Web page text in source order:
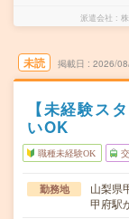
派遣会社
未読 掲載日 2026/
【未経験ス
いOK
職種未経験OK
勤務地
山梨県
甲府駅